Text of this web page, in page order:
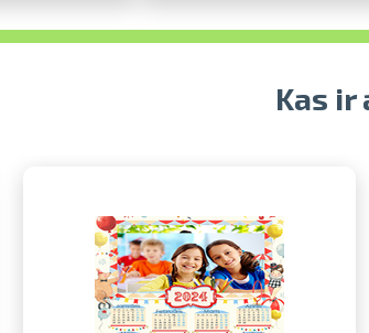
Piegāde visā
Kas